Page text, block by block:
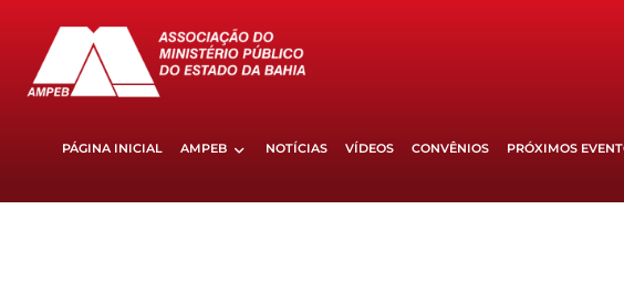
PÁGINA INICIAL AMPEB NOTÍCIAS VÍDEOS CONVÊNIOS PRÓXIMOS